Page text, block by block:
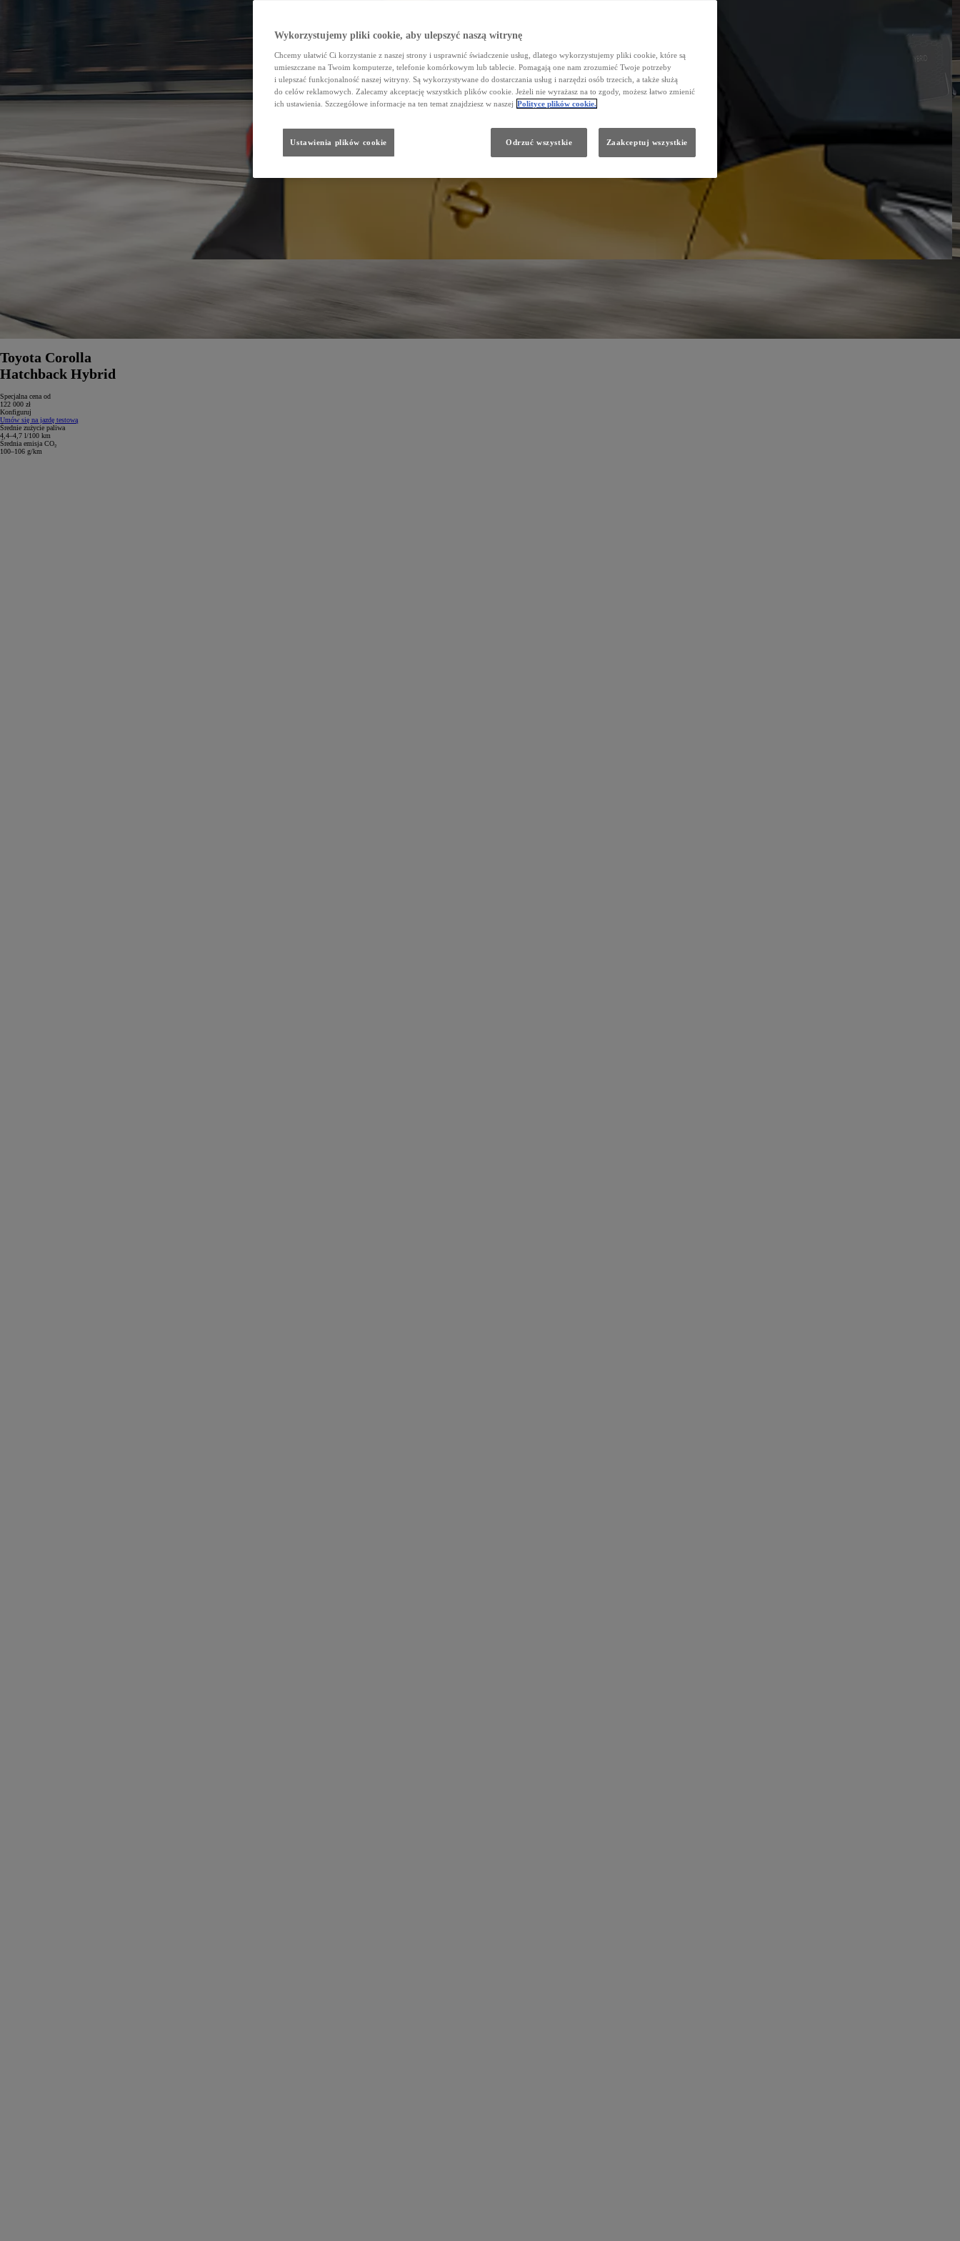
Toyota Corolla
Hatchback Hybrid
Specjalna cena od
122 000 zł
Konfiguruj
Umów się na jazdę testową
Średnie zużycie paliwa
4,4–4,7 l/100 km
Średnia emisja CO₂
100–106 g/km
Wykorzystujemy pliki cookie, aby ulepszyć naszą witrynę
Chcemy ułatwić Ci korzystanie z naszej strony i usprawnić świadczenie usług, dlatego wykorzystujemy pliki cookie, które są
umieszczane na Twoim komputerze, telefonie komórkowym lub tablecie. Pomagają one nam zrozumieć Twoje potrzeby
i ulepszać funkcjonalność naszej witryny. Są wykorzystywane do dostarczania usług i narzędzi osób trzecich, a także służą
do celów reklamowych. Zalecamy akceptację wszystkich plików cookie. Jeżeli nie wyrażasz na to zgody, możesz łatwo zmienić
ich ustawienia. Szczegółowe informacje na ten temat znajdziesz w naszej Polityce plików cookie.
Odrzuć wszystkie Zaakceptuj wszystkie
Ustawienia plików cookie